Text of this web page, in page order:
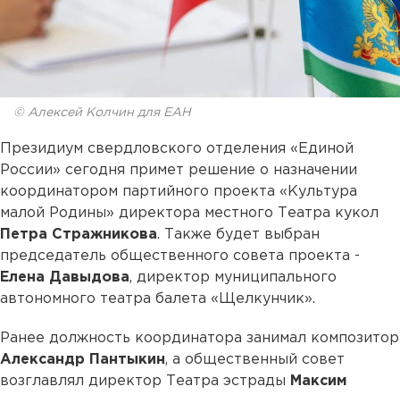
© Алексей Колчин для ЕАН
Президиум свердловского отделения «Единой
России» сегодня примет решение о назначении
координатором партийного проекта «Культура
малой Родины» директора местного Театра кукол
Петра Стражникова. Также будет выбран
председатель общественного совета проекта -
Елена Давыдова, директор муниципального
автономного театра балета «Щелкунчик».
Ранее должность координатора занимал композитор
Александр Пантыкин, а общественный совет
возглавлял директор Театра эстрады Максим